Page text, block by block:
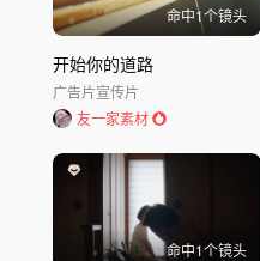
命中1个镜头
开始你的道路
广告片宣传片
友一家素材
命中1个镜头